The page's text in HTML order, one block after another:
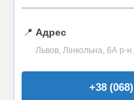
📍 Адрес
Львов, Лінкольна, 6А р-
+38